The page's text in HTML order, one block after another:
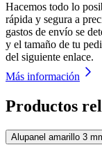
Hacemos todo lo
rápida y segura a
gastos de envío se
y el tamaño de tu
del siguiente enlace.
Más información
Productos
Alupanel amarillo 3